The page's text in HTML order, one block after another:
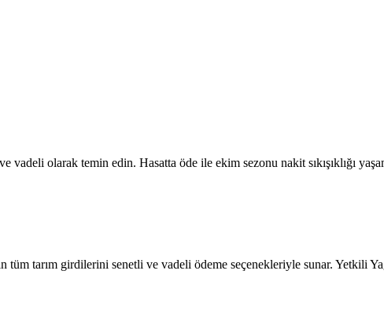
olarak temin edin. Hasatta öde ile ekim sezonu nakit sıkışıklığı
tüm tarım girdilerini senetli ve vadeli ödeme seçenekleriyle sunar. Yetkili